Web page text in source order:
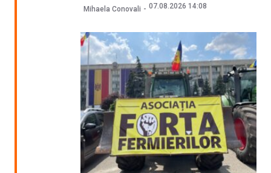
Mihaela Conovali 07.08.2026 14:08